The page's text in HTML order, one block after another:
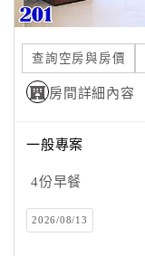
查詢空房與房價
房間詳細內容
一般專案
4份早餐
2026/08/13